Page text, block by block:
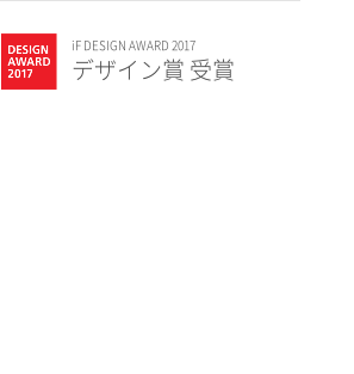
iF DESIGN AWARD 2017
デザイン賞 受賞